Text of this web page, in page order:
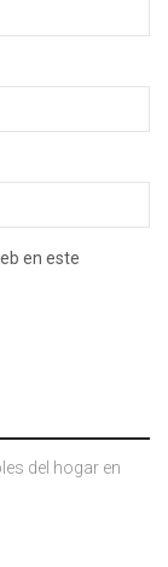
en este
del hogar en